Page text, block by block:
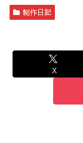
制作日記
X